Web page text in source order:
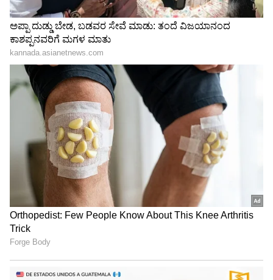
ಹೌದು. ಇತ್ತೀಚೆಗೆ ಆಸ್ಟ್ರೇಲಿಯಾದಲ್ಲಿ ನಡೆದ 'ಇಂಡಿಯನ್
ಫಿಲಂ ಫೆಸ್ಟಿವಲ್ ಆಫ್ ಮೆಲ್ಬೋರ್ನ್(IFFM)ನಲ್ಲಿ ಟಾಲಿವುಡ್
ಗ್ಲೋಬಲ್ ಸ್ಟಾರ್ ರಾಮ ಚರಣ್ ಗೌರವ ಅತಿಥಿಯಾಗಿ
ಭಾಗಿಯಾಗಿದ್ದರು. ಈ ವೇಳೆ ರಾಮ ಚರಣ್ ರನ್ನ
ನೋಡುದಕ್ಕಾಗಿ ಆಸ್ಟ್ರೇಲಿಯಾ ಜನರು ಅದ್ಹೇಗೆ
ಮುಗಿಬಿದ್ದರೆಂದರೆ ಹಾಲಿವುಡ್ ನಟರಿಗೂ ಈ ಪರಿ
ಮುಗಿಬಿದ್ದಿರಲಿಕ್ಕಿಲ್ಲ ಎನ್ನುವಷ್ಟು. ಮೇಲ್ಬೋರ್ನ್ ಮೇಯರ್,
ಉಪಮೇಯರ್ ಸಹ ರಾಮ ಚರಣ್ ರೊಂದಿಗೆ ಸೇಲ್ಫಿ
ತೆಗೆದುಕೊಳ್ಳು ನೂಕುನುಗ್ಗಲಿನಲ್ಲಿ ನಿಂತರು.
ಮೇಲ್ಬೋರ್ನ್ ಮೇಯರ್ ನಿಕ್ ರೀಸ್ ರಾಮ್ ಚರಣ್ ಜೊತೆ
ಸೇಲ್ಫಿ ತೆಗೆಸಿಕೊಂಡ ಬಳಿಕ ಫೋಟೊವನ್ನು ಇನ್‌ಸ್ಟಾಗ್ರಾಮ್‌ನಲ್ಲಿ
ಜೊತೆಗೂಡಿ ಭಾರತೀಯರ ಸ್ವಾತಂತ್ರ್ಯ ಸಂಭ್ರಮದಲ್ಲಿ